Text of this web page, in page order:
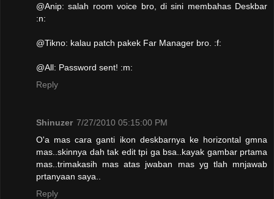
@Anip: salah room voice bro, di sini membahas Deskbar
:n:
@Tikno: kalau patch pakek Far Manager bro. :f:
@All: Password sent! :m:
Reply
Shinuzer 7/27/2010 05:15:00 PM
O'a mas cara ganti ikon deskbarnya ke horizontal gmna
mas..skinnya dah tak edit tpi ga bsa..kayak gambar prtama
mas..trimakasih mas atas jwaban mas yg tlah mnjawab
prtanyaan saya..
Reply